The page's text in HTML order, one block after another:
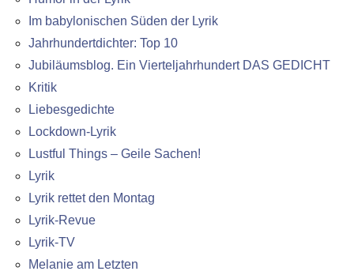
Im babylonischen Süden der Lyrik
Jahrhundertdichter: Top 10
Jubiläumsblog. Ein Vierteljahrhundert DAS GEDICHT
Kritik
Liebesgedichte
Lockdown-Lyrik
Lustful Things – Geile Sachen!
Lyrik
Lyrik rettet den Montag
Lyrik-Revue
Lyrik-TV
Melanie am Letzten